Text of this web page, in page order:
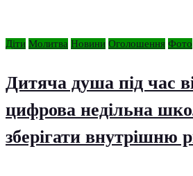
Діти Молитва Новини Оголошення Фото
Дитяча душа під час
цифрова недільна
зберігати внутрішню